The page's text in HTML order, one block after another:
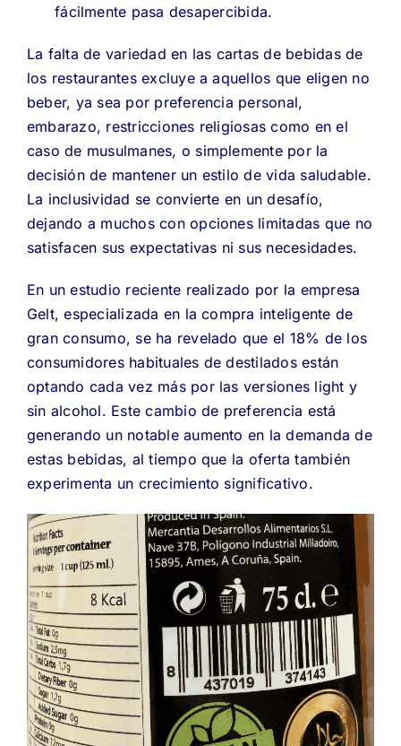
fácilmente pasa desapercibida.
La falta de variedad en las cartas de bebidas de
los restaurantes excluye a aquellos que eligen no
beber, ya sea por preferencia personal,
embarazo, restricciones religiosas como en el
caso de musulmanes, o simplemente por la
decisión de mantener un estilo de vida saludable.
La inclusividad se convierte en un desafío,
dejando a muchos con opciones limitadas que no
satisfacen sus expectativas ni sus necesidades.
En un estudio reciente realizado por la empresa
Gelt, especializada en la compra inteligente de
gran consumo, se ha revelado que el 18% de los
consumidores habituales de destilados están
optando cada vez más por las versiones light y
sin alcohol. Este cambio de preferencia está
generando un notable aumento en la demanda de
estas bebidas, al tiempo que la oferta también
experimenta un crecimiento significativo.